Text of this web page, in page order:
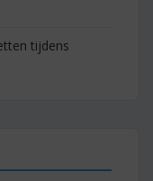
tijdens